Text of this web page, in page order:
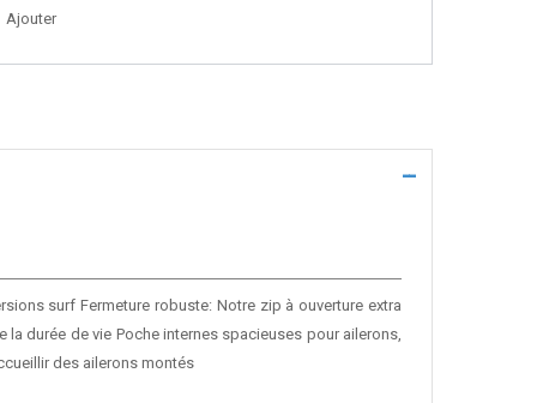
Ajouter
surf Fermeture robuste: Notre zip à ouverture extra
durée de vie Poche internes spacieuses pour ailerons,
des ailerons montés